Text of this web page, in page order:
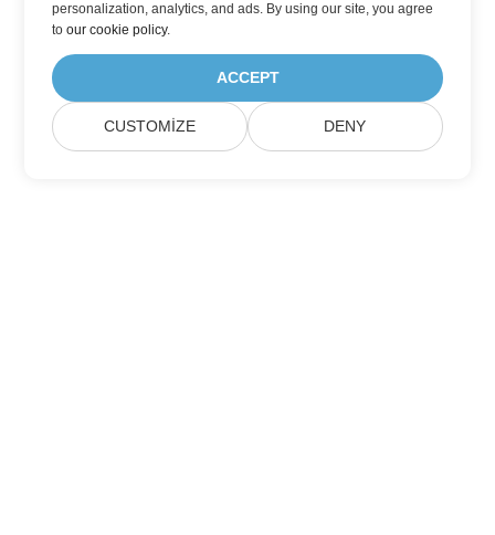
personalization, analytics, and ads. By using our site, you agree
toour cookie policy.
ACCEPT
CUSTOMIZE DENY